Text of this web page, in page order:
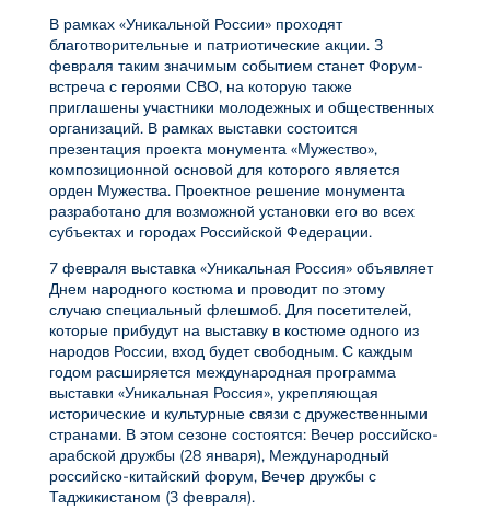
В рамках «Уникальной России» проходят
благотворительные и патриотические акции. 3
февраля таким значимым событием станет Форум-
встреча с героями СВО, на которую также
приглашены участники молодежных и общественных
организаций. В рамках выставки состоится
презентация проекта монумента «Мужество»,
композиционной основой для которого является
орден Мужества. Проектное решение монумента
разработано для возможной установки его во всех
субъектах и городах Российской Федерации.
7 февраля выставка «Уникальная Россия» объявляет
Днем народного костюма и проводит по этому
случаю специальный флешмоб. Для посетителей,
которые прибудут на выставку в костюме одного из
народов России, вход будет свободным. С каждым
годом расширяется международная программа
выставки «Уникальная Россия», укрепляющая
исторические и культурные связи с дружественными
странами. В этом сезоне состоятся: Вечер российско-
арабской дружбы (28 января), Международный
российско-китайский форум, Вечер дружбы с
Таджикистаном (3 февраля).